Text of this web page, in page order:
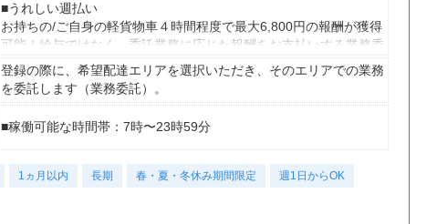
■うれしい週払い
お持ちの/ご自身の軽貨物車４時間程度で最大6,800円の報酬が獲得
可能！給与ではなく、委託業務に応じた報酬をお支払いする業務委
託のお仕事です。うれしい週払い。
※中部エリアで4-6月に稼働した場合を想定。地域により異なりま
す。
※報酬は規約にしたがい配達完了の15日後に支払いますが、可能
な場合は、より早く、週払いで前週稼働分をお支払いします。
登録の際に、希望配達エリアを選択いただき、そのエリアでの業務
登録の際に、希望配達エリアを選択いただき、そのエリアでの業務
を委託します（業務委託）。
■稼働可能な時間帯：7時〜23時59分
1ヵ月以内 長期 春・夏・冬休み期間限定 週1日からOK